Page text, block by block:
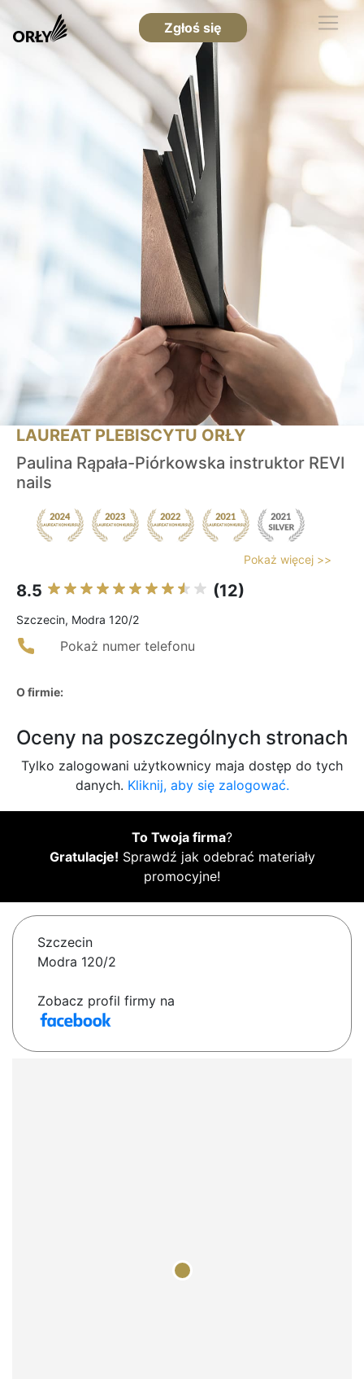
Zgłoś się
LAUREAT PLEBISCYTU ORŁY
Paulina Rąpała-Piórkowska instruktor REVI
nails
Pokaż więcej >>
8.5 (12)
Szczecin, Modra 120/2
Pokaż numer telefonu
O firmie:
Oceny na poszczególnych stronach
Tylko zalogowani użytkownicy maja dostęp do tych
danych. Kliknij, aby się zalogować.
To Twoja firma?
Gratulacje! Sprawdź jak odebrać materiały
promocyjne!
Szczecin
Modra 120/2
Zobacz profil firmy na